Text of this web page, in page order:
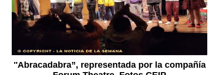
''Abracadabra”, representada por la compañía